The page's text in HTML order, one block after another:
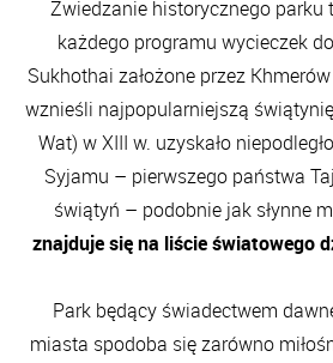
Zwiedzanie historycznego parku
każdego programu wycieczek
Sukhothai założone przez
wznieśli najpopularniejszą
Wat) w XIII w. uzyskało
Syjamu – pierwszego państwa
świątyń – podobnie jak słynne
znajduje się na liście światowego
Park będący świadectwem
miasta spodoba się zarówno